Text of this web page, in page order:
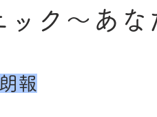
ック～あな
報